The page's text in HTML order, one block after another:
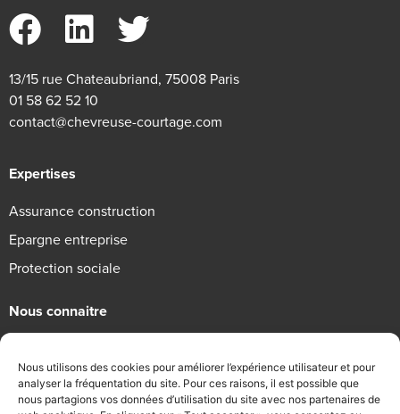
Nous utilisons des cookies pour améliorer l’expérience utilisateur et pour
analyser la fréquentation du site. Pour ces raisons, il est possible que
nous partagions vos données d’utilisation du site avec nos partenaires de
13/15 rue Chateaubriand, 75008 Paris
01 58 62 52 10
contact@chevreuse-courtage.com
Expertises
Assurance construction
Epargne entreprise
Protection sociale
Nous connaitre
Engagements RSE
Recrutement